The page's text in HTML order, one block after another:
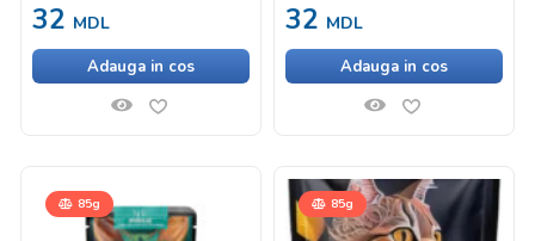
ягненком, семенами чия и
32 MDL
Adauga in cos
32 MDL
Adauga in cos
85g 85g